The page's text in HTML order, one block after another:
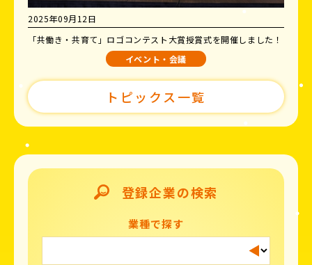
2025年09月12日
「共働き・共育て」ロゴコンテスト大賞授賞式を開催しました！
イベント・会議
トピックス一覧
登録企業の検索
業種で探す